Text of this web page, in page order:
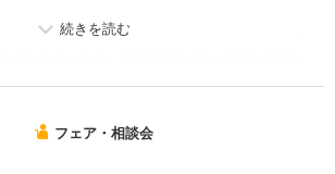
スタッフが、おふたりとペットをあたたかくお出迎
すべて貸し切りのため、周囲を気にせず撮影できる
物やペットのお衣装についても、お気軽にご相談く
フェア・相談会